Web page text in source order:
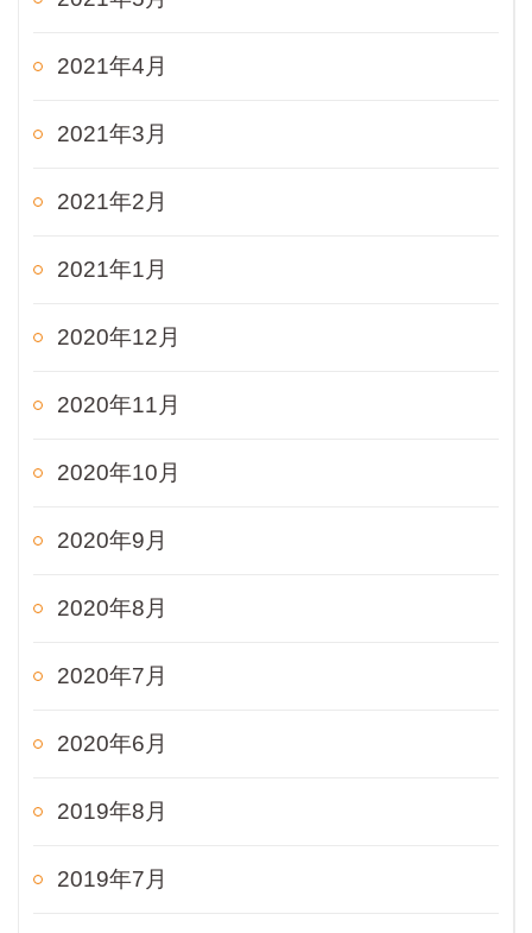
2021年4月
2021年3月
2021年2月
2021年1月
2020年12月
2020年11月
2020年10月
2020年9月
2020年8月
2020年7月
2020年6月
2019年8月
2019年7月